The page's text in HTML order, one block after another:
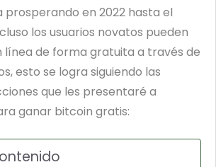
prosperando en 2022 hasta el
los usuarios novatos pueden
línea de forma gratuita a través de
esto se logra siguiendo las
que les presentaré a
ganar bitcoin gratis: